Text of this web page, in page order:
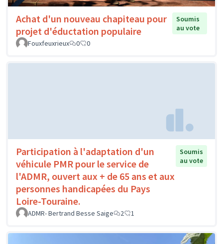
Achat d'un nouveau chapiteau pour
projet d'éductation populaire
Soumis
au vote
Fouxfeuxrieux
0 0
Participation à l'adaptation d'un
véhicule PMR pour le service de
l'ADMR, ouvert aux + de 65 ans et aux
personnes handicapées du Pays
Loire-Touraine.
Soumis
au vote
ADMR- Bertrand Besse Saige 2 1